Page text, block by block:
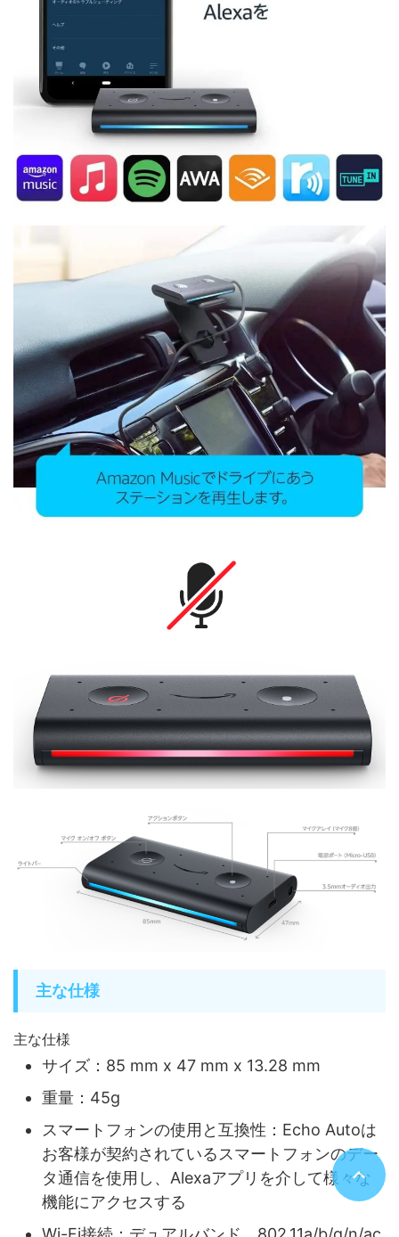
主な仕様
主な仕様
サイズ：85 mm x 47 mm x 13.28 mm
重量：45g
スマートフォンの使用と互換性：Echo Autoは
お客様が契約されているスマートフォンのデー
タ通信を使用し、Alexaアプリを介して様々な
機能にアクセスする